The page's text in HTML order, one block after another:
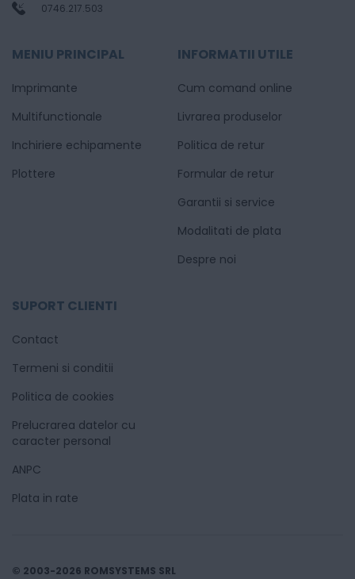
0746.217.503
MENIU PRINCIPAL
Imprimante
Multifunctionale
Inchiriere echipamente
Plottere
INFORMATII UTILE
Cum comand online
Livrarea produselor
Politica de retur
Formular de retur
Garantii si service
Modalitati de plata
Despre noi
SUPORT CLIENTI
Contact
Termeni si conditii
Politica de cookies
Prelucrarea datelor cu
caracter personal
ANPC
Plata in rate
© 2003-2026 ROMSYSTEMS SRL